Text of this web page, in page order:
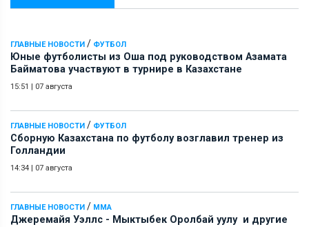
ГЛАВНЫЕ НОВОСТИ / ФУТБОЛ
Юные футболисты из Оша под руководством Азамата
Байматова участвуют в турнире в Казахстане
15:51 | 07 августа
ГЛАВНЫЕ НОВОСТИ / ФУТБОЛ
Сборную Казахстана по футболу возглавил тренер из
Голландии
14:34 | 07 августа
ГЛАВНЫЕ НОВОСТИ / ММА
Джеремайя Уэллс - Мыктыбек Оролбай уулу и другие